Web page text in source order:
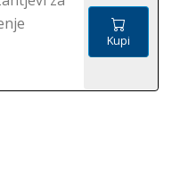
Kupi